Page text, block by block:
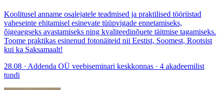
Koolitusel anname osalejatele teadmised ja praktilised tööriistad
vaheseinte ehitamisel esinevate tüüpvigade ennetamiseks,
õigeaegseks avastamiseks ning kvaliteedinõuete täitmise tagamiseks.
Toome praktikas esinenud fotonäiteid nii Eestist, Soomest, Rootsist
kui ka Saksamaalt!
28.08 · Addenda OÜ veebiseminari keskkonnas · 4 akadeemilist
tundi